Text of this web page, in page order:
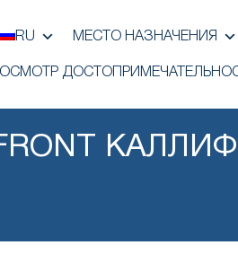
RU МЕСТО НАЗНАЧЕНИЯ
ОСМОТР